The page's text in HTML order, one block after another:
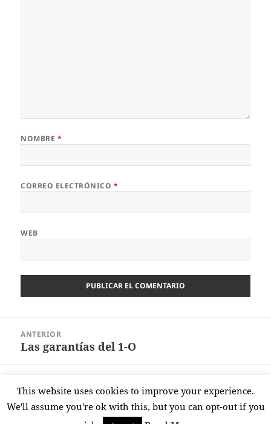
NOMBRE *
CORREO ELECTRÓNICO *
WEB
entradas
ANTERIOR
Entrada
Las garantías del 1-O
Entrada
siguiente:
32.000
This website uses cookies to improve your experience.
We'll assume you're ok with this, but you can opt-out if you